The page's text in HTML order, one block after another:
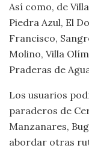
Así como, de
Piedra Azul, El
Francisco,
Molino, Villa
Praderas de
Los usuarios
paraderos de
Manzanares,
abordar otras